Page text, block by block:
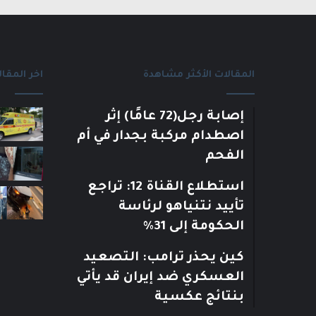
المقالات الأكثر مشاهدة
إصابة رجل(72 عامًا) إثر
اصطدام مركبة بجدار في أم
الفحم
استطلاع القناة 12: تراجع
تأييد نتنياهو لرئاسة
الحكومة إلى 31%
كين يحذر ترامب: التصعيد
العسكري ضد إيران قد يأتي
بنتائج عكسية
اخر